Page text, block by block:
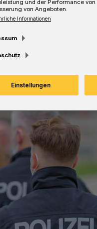
Lesezeit
und der Performance
von Angeboten.
Informationen
Einstellungen